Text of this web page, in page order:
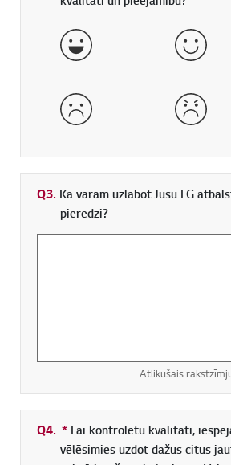
ļoti labi labs
slikts ļoti slikts
Q3. Kā varam uzlabot Jūsu LG
pieredzi?
Atlikušais
Q4. * Obligāti aizpildāms lauks
Lai kontrolētu kvalitāti,
vēlēsimies uzdot dažus citus